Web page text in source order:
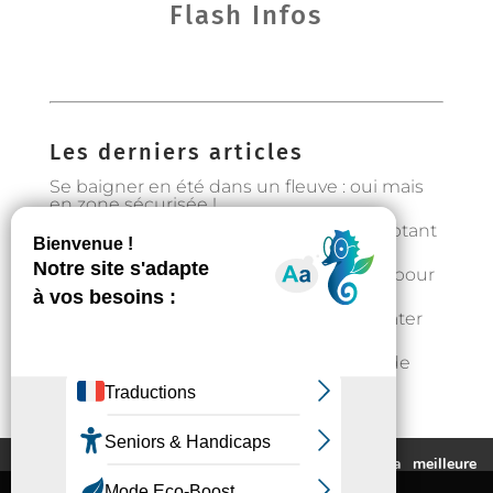
Flash Infos
Les derniers articles
Se baigner en été dans un fleuve : oui mais
en zone sécurisée !
Préservons la forêt en Occitanie en adoptant
les bons gestes
Gestion de l’eau : état d’alerte hydrique pour
les particuliers à partir du 1er août
Fortes chaleurs : rester au frais et s’hydrater
📣Enquête pour étudier l’implantation de
casier distributeurs de produits locaux à
Auzeville : votre avis nous intéresse !
Ce site utilise des cookies pour vous fournir la meilleure
expérience de navigation possible.